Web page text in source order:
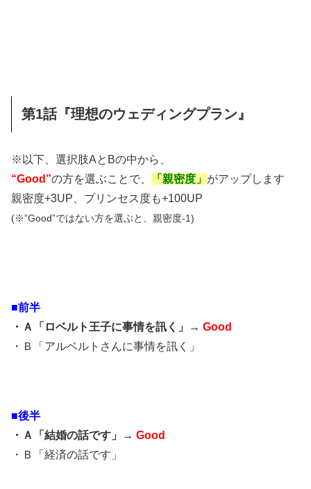
第1話『理想のウェディングプラン』
※以下、選択肢AとBの中から、
“Good”の方を選ぶことで、 「親密度」 がアップします
親密度+3UP、プリンセス度も+100UP
(※”Good”ではない方を選ぶと、親密度-1)
■前半
・Ａ「ロベルト王子に事情を訊く」→ Good
・Ｂ「アルベルトさんに事情を訊く」
■後半
・Ａ「結婚の話です」→ Good
・Ｂ「経済の話です」